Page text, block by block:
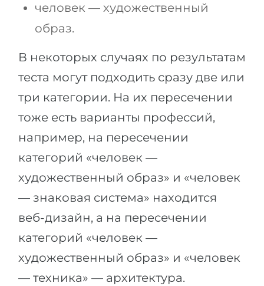
человек — художественный
образ.
В некоторых случаях по результатам
теста могут подходить сразу две или
три категории. На их пересечении
тоже есть варианты профессий,
например, на пересечении
категорий «человек —
художественный образ» и «человек
— знаковая система» находится
веб-дизайн, а на пересечении
категорий «человек —
художественный образ» и «человек
— техника» — архитектура.